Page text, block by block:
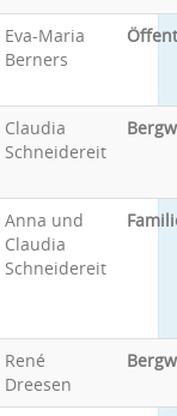
Eva-Maria
Berners
Claudia
Schneidereit
Anna und
Claudia
Schneidereit
René
Dreesen